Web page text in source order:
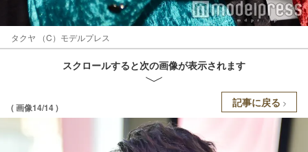
タクヤ （C）モデルプレス
スクロールすると次の画像が表示されます
( 画像14/14 ) 記事に戻る